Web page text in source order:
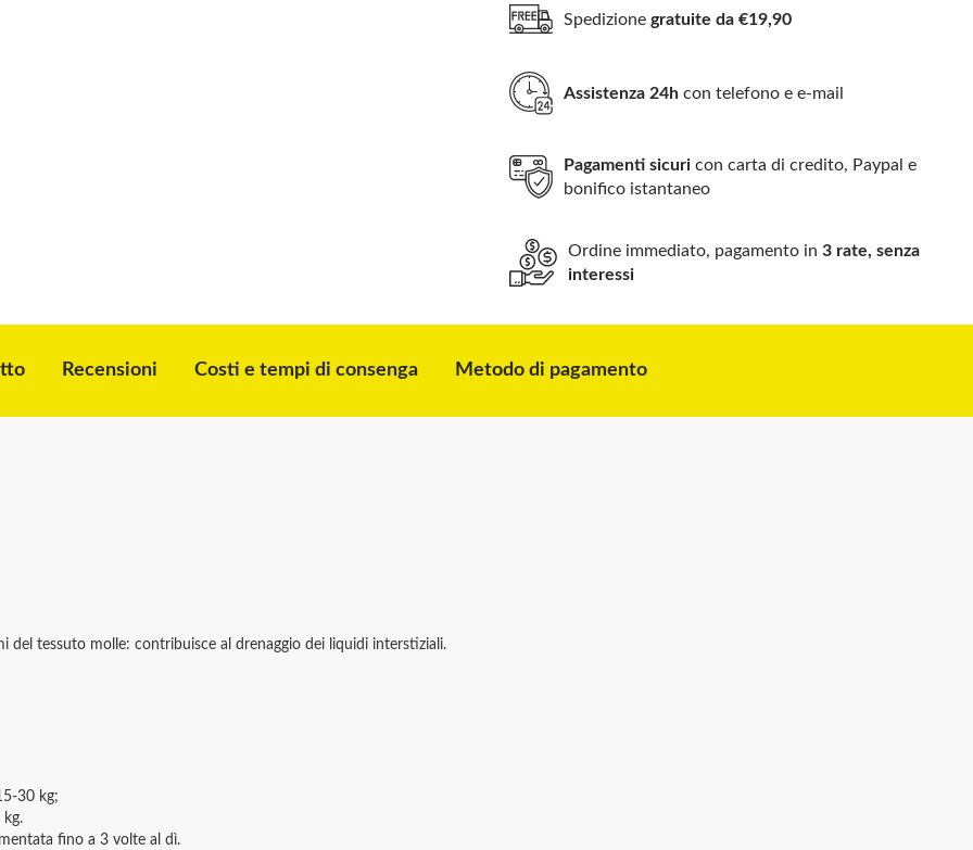
Spedizionegratuite da €19,90
Assistenza 24h con telefono e e-mail
Pagamenti sicuri con carta di credito, Paypal e
bonifico istantaneo
Ordine immediato, pagamento in3 rate, senza
interessi
Recensioni Costi e tempi di consenga Metodo di pagamento
tessuto molle: contribuisce al drenaggio dei liquidi interstiziali.
30 kg;
kg.
fino a 3 volte al dì.